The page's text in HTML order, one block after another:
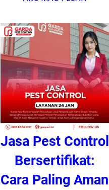
Jasa Pest Control
Bersertifikat:
Cara Paling Aman